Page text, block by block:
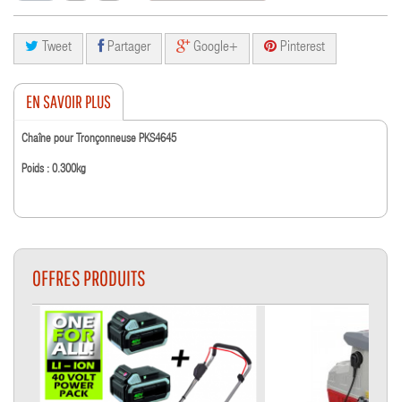
Tweet Partager Google+ Pinterest
EN SAVOIR PLUS
Chaîne pour Tronçonneuse PKS4645
Poids : 0.300kg
OFFRES PRODUITS